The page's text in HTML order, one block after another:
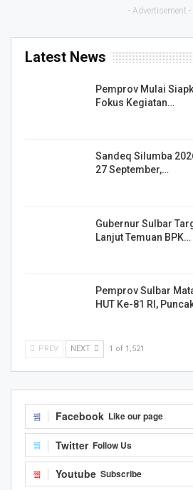
- Advertisement -
Latest News
Pemprov Mulai
Fokus Kegiatan…
Sandeq Silumba
27 September,…
Gubernur Sulbar
Lanjut Temuan BPK…
Pemprov Sulbar
HUT Ke-81 RI,
PREV NEXT 1 of 1,521
Facebook Like our page
Twitter Follow Us
Youtube Subscribe